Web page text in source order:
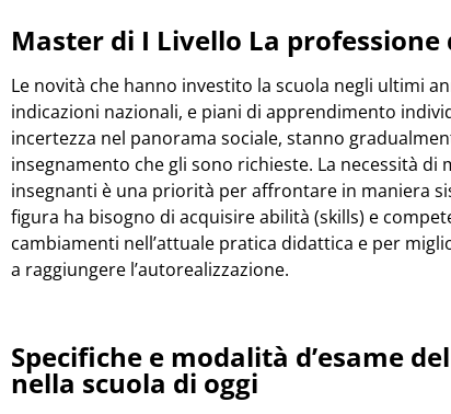
Master di I Livello La
Le novità che hanno investito la scuola negli ultimi
indicazioni nazionali, e piani di apprendimento
incertezza nel panorama sociale, stanno
insegnamento che gli sono richieste. La necessità
insegnanti è una priorità per affrontare in maniera
figura ha bisogno di acquisire abilità (skills) e
cambiamenti nell’attuale pratica didattica e per
a raggiungere l’autorealizzazione.
Specifiche e modalità d’esame
nella scuola di oggi